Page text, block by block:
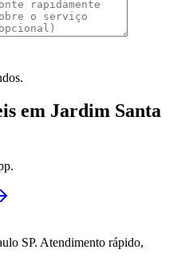
em Jardim Santa
SP. Atendimento rápido,